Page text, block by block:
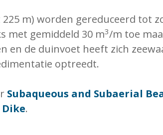
m) worden gereduceerd tot
met gemiddeld 30 m3/m toe
en de duinvoet heeft zich
optreedt.
Subaqueous and Subaerial
.